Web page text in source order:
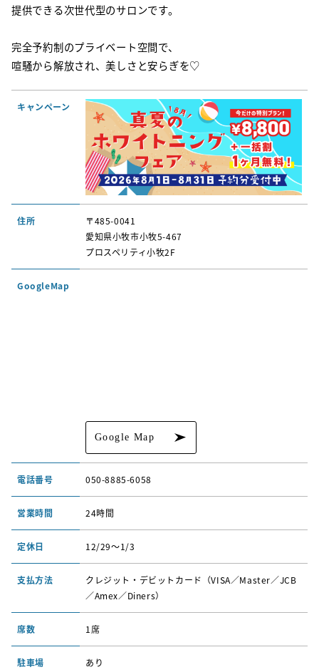
提供できる次世代型のサロンです。
完全予約制のプライベート空間で、
喧騒から解放され、美しさと安らぎを♡
キャンペーン
住所
〒485-0041
愛知県小牧市小牧5-467
プロスペリティ小牧2F
GoogleMap
Google Map
電話番号 050-8885-6058
営業時間 24時間
定休日 12/29〜1/3
支払方法
クレジット・デビットカード（VISA／Master／JCB
／Amex／Diners）
席数 1席
駐車場 あり